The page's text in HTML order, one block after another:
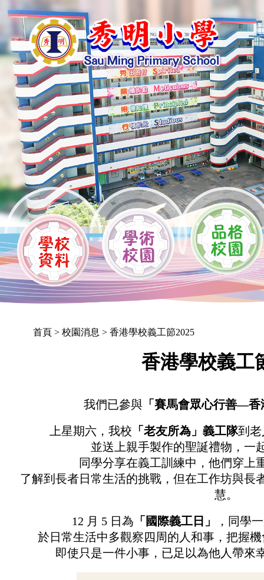
首頁> 校園消息 > 香港學校義工節2025
香港學校義工
我們已參與「賽馬會眾心行善—香
上星期六，我校 「老友所為」義工隊到
並送上親手製作的聖誕禮物，一
同學分享在義工訓練中，他們穿上
了解到長者日常生活的挑戰，但在工作坊與長
慧。
12 月 5 日為 「國際義工日」
，同學
於日常生活中多觀察四周的人和事，把握
即使只是一件小事，已足以為他人帶來